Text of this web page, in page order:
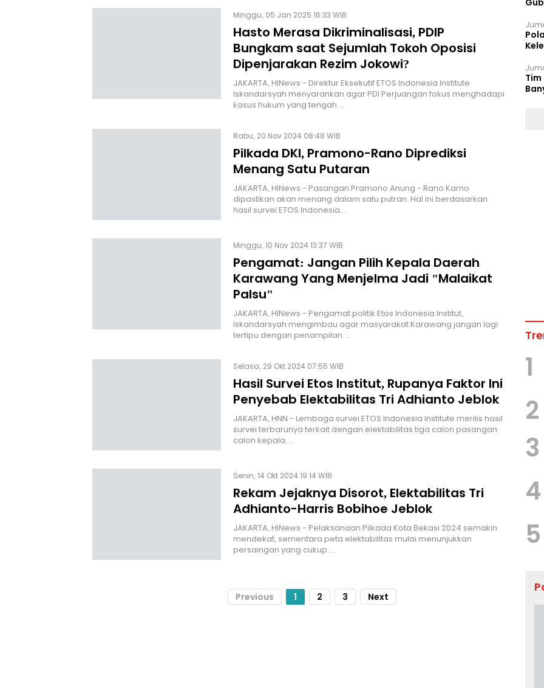
Minggu, 05 Jan 2025 16:33 WIB
Hasto Merasa Dikriminalisasi, PDIP
Bungkam saat Sejumlah Tokoh Oposisi
Dipenjarakan Rezim Jokowi?
JAKARTA, HINews - Direktur Eksekutif ETOS Indonesia Institute
Iskandarsyah menyarankan agar PDI Perjuangan fokus menghadapi
kasus hukum yang tengah…
Rabu, 20 Nov 2024 08:48 WIB
Pilkada DKI, Pramono-Rano Diprediksi
Menang Satu Putaran
JAKARTA, HINews - Pasangan Pramono Anung - Rano Karno
dipastikan akan menang dalam satu putran. Hal ini berdasarkan
hasil survei ETOS Indonesia…
Minggu, 10 Nov 2024 13:37 WIB
Pengamat: Jangan Pilih Kepala Daerah
Karawang Yang Menjelma Jadi "Malaikat
Palsu"
JAKARTA, HINews - Pengamat politik Etos Indonesia Institut,
Iskandarsyah mengimbau agar masyarakat Karawang jangan lagi
tertipu dengan penampilan…
Selasa, 29 Okt 2024 07:55 WIB
Hasil Survei Etos Institut, Rupanya Faktor Ini
Penyebab Elektabilitas Tri Adhianto Jeblok
JAKARTA, HNN - Lembaga survei ETOS Indonesia Institute merilis hasil
survei terbarunya terkait dengan elektabilitas tiga calon pasangan
calon kepala…
Senin, 14 Okt 2024 19:14 WIB
Rekam Jejaknya Disorot, Elektabilitas Tri
Adhianto-Harris Bobihoe Jeblok
JAKARTA, HINews - Pelaksanaan Pilkada Kota Bekasi 2024 semakin
mendekat, sementara peta elektabilitas mulai menunjukkan
persaingan yang cukup…
Previous 1 2 3 Next
Tim
1
2
3
4
5